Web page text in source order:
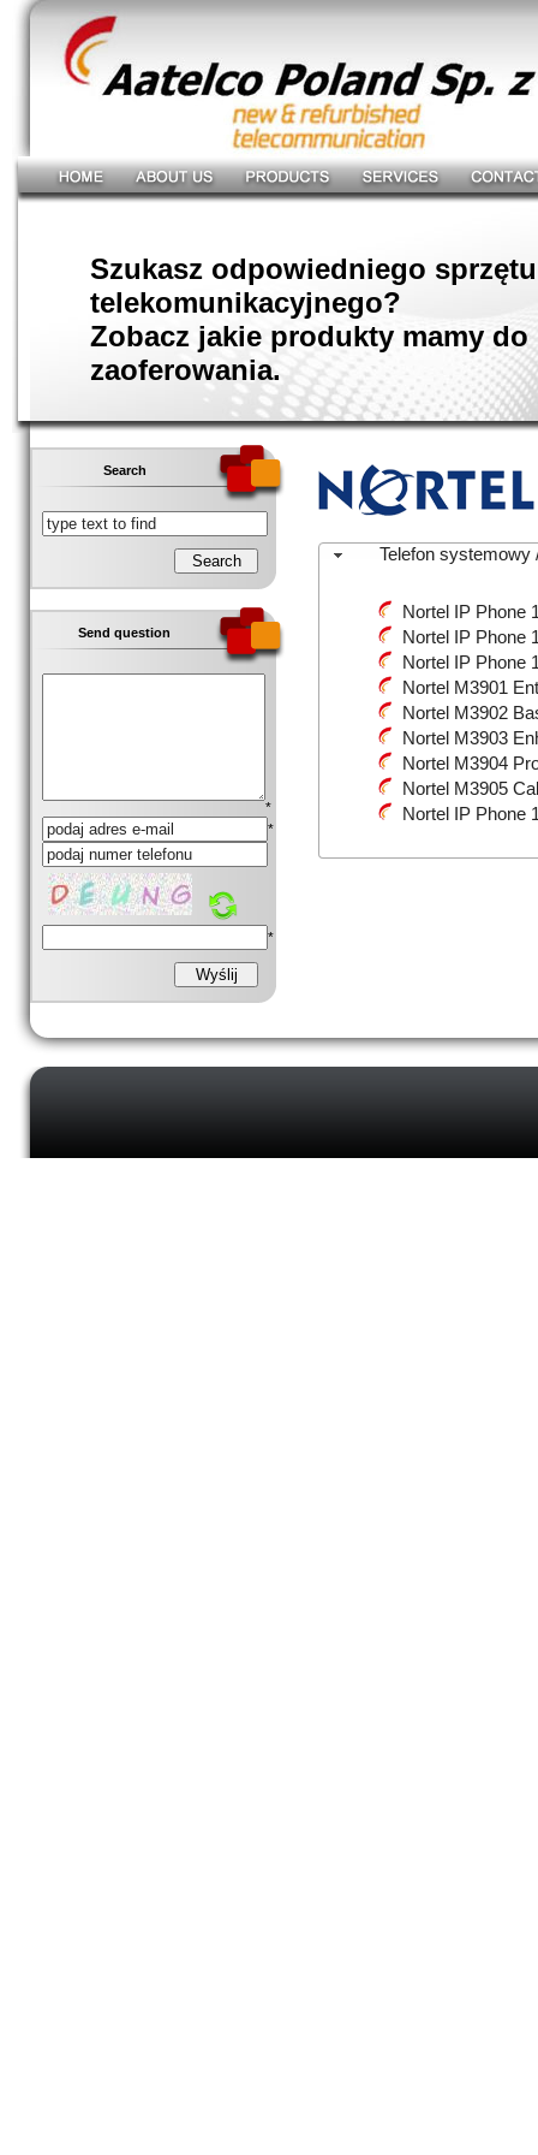
Szukasz odpowiedniego sprzętu
telekomunikacyjnego?
Zobacz jakie produkty mamy do
zaoferowania.
Search
Send question
*
*
*
Telefon systemowy
Nortel IP Phone
Nortel IP Phone
Nortel IP Phone
Nortel M3901
Nortel M3902
Nortel M3903
Nortel M3904
Nortel M3905
Nortel IP Phone